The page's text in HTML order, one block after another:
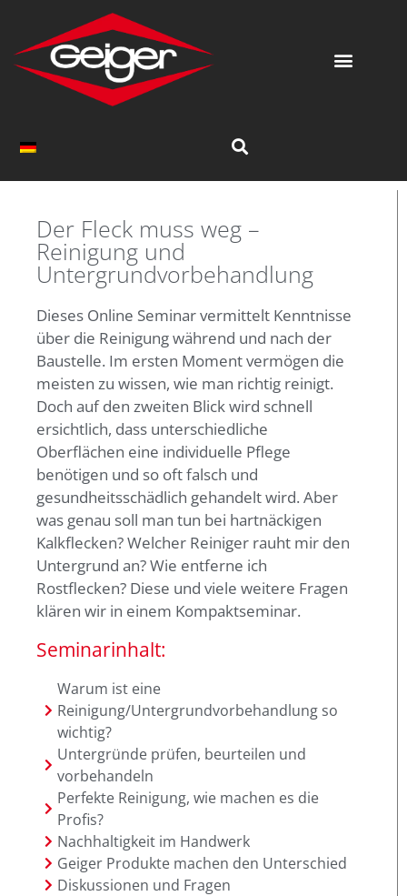
Der Fleck muss weg –
Reinigung und
Untergrundvorbehandlung
Dieses Online Seminar vermittelt Kenntnisse
über die Reinigung während und nach der
Baustelle. Im ersten Moment vermögen die
meisten zu wissen, wie man richtig reinigt.
Doch auf den zweiten Blick wird schnell
ersichtlich, dass unterschiedliche
Oberflächen eine individuelle Pflege
benötigen und so oft falsch und
gesundheitsschädlich gehandelt wird. Aber
was genau soll man tun bei hartnäckigen
Kalkflecken? Welcher Reiniger rauht mir den
Untergrund an? Wie entferne ich
Rostflecken? Diese und viele weitere Fragen
klären wir in einem Kompaktseminar.
Seminarinhalt:
Warum ist eine
Reinigung/Untergrundvorbehandlung so
wichtig?
Untergründe prüfen, beurteilen und
vorbehandeln
Perfekte Reinigung, wie machen es die
Profis?
Nachhaltigkeit im Handwerk
Geiger Produkte machen den Unterschied
Diskussionen und Fragen